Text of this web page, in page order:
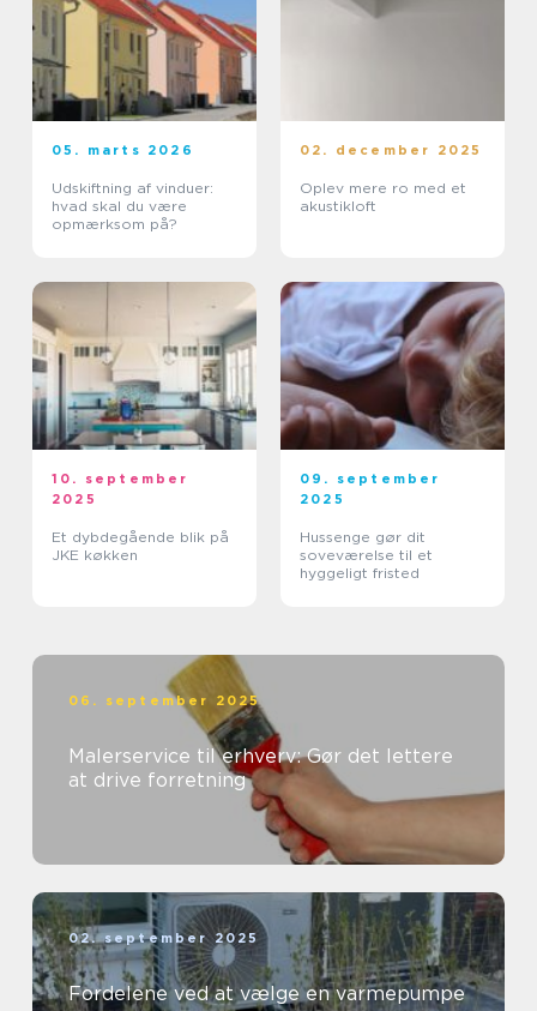
05. marts 2026
Udskiftning af vinduer:
hvad skal du være
opmærksom på?
02. december 2025
Oplev mere ro med et
akustikloft
10. september
2025
Et dybdegående blik på
JKE køkken
09. september
2025
Hussenge gør dit
soveværelse til et
hyggeligt fristed
06. september 2025
Malerservice til erhverv: Gør det lettere
at drive forretning
02. september 2025
Fordelene ved at vælge en varmepumpe